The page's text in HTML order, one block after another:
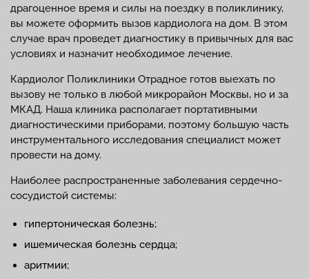
драгоценное время и силы на поездку в поликлинику,
вы можете оформить вызов кардиолога на дом. В этом
случае врач проведет диагностику в привычных для вас
условиях и назначит необходимое лечение.
Кардиолог Поликлиники Отрадное готов выехать по
вызову не только в любой микрорайон Москвы, но и за
МКАД. Наша клиника располагает портативными
диагностическими приборами, поэтому большую часть
инструментального исследования специалист может
провести на дому.
Наиболее распространенные заболевания сердечно-
сосудистой системы:
гипертоническая болезнь;
ишемическая болезнь сердца;
аритмии;